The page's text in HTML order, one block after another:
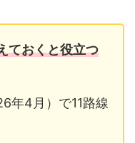
ておくと役立つ
年4月）で11路線